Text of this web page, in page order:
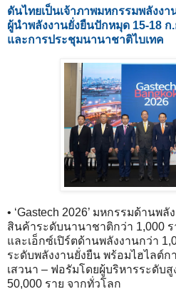
ดันไทยเป็นเจ้าภาพมหกรรมพลังง
ผู้นำพลังงานยั่งยืนปักหมุด 15-18
และการประชุมนานาชาติไบเทค
• ‘Gastech 2026’ มหกรรมด้านพ
สินค้าระดับนานาชาติกว่า 1,000
และเอ็กซ์เปิร์ตด้านพลังงานกว่า
ระดับพลังงานยั่งยืน พร้อมไฮไลต์ก
เสวนา – ฟอรัมโดยผู้บริหารระดับ
50,000 ราย จากทั่วโลก